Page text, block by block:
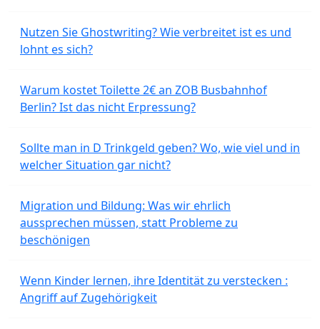
Nutzen Sie Ghostwriting? Wie verbreitet ist es und
lohnt es sich?
Warum kostet Toilette 2€ an ZOB Busbahnhof
Berlin? Ist das nicht Erpressung?
Sollte man in D Trinkgeld geben? Wo, wie viel und in
welcher Situation gar nicht?
Migration und Bildung: Was wir ehrlich
aussprechen müssen, statt Probleme zu
beschönigen
Wenn Kinder lernen, ihre Identität zu verstecken :
Angriff auf Zugehörigkeit